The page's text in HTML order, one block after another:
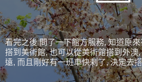
看完之後 問了一下館方服務, 知道原
搭到美術館, 也可以從美術館搭到外澳
遠, 而且剛好有一班車快剌了, 決定去